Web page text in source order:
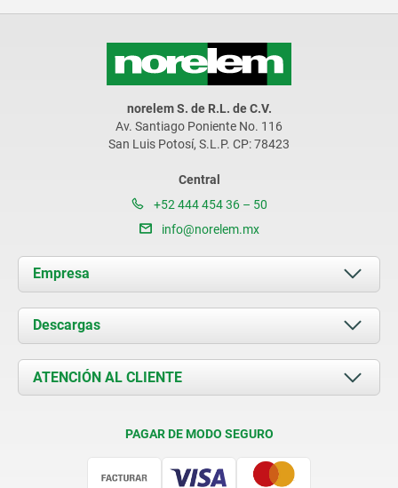
norelem S. de R.L. de C.V.
Av. Santiago Poniente No. 116
San Luis Potosí, S.L.P. CP: 78423
Central
+52 444 454 36 – 50
info@norelem.mx
Empresa
Acerca de nosotros
Novedades
Contacto
Descargas
Documents
ATENCIÓN AL CLIENTE
PAGAR DE MODO SEGURO